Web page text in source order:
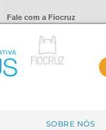
Fale com a Fiocruz
SOBRE NÓS